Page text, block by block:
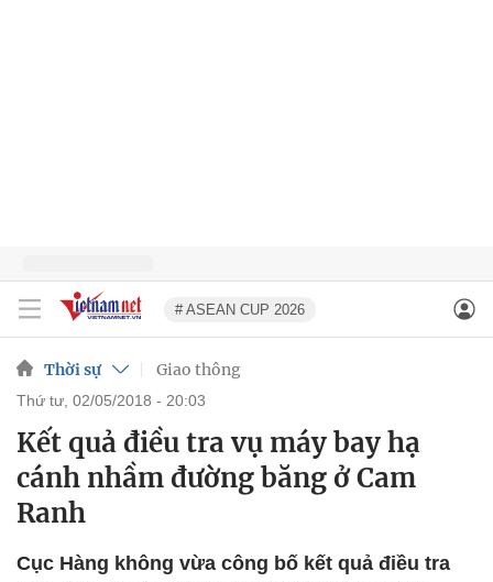
# ASEAN CUP 2026
Thời sự Giao thông
thứ tư, 02/05/2018 - 20:03
Kết quả điều tra vụ máy bay hạ
cánh nhầm đường băng ở Cam
Ranh
Cục Hàng không vừa công bố kết quả điều tra